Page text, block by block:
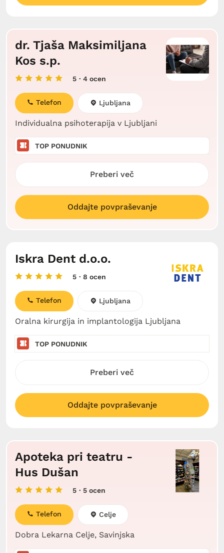
dr. Tjaša Maksimiljana
Kos s.p.
5 · 4 ocen
Individualna psihoterapija v Ljubljani
Telefon Ljubljana
TOP PONUDNIK
Preberi več
Oddajte povpraševanje
Iskra Dent d.o.o.
5 · 8 ocen
Oralna kirurgija in implantologija Ljubljana
Telefon Ljubljana
TOP PONUDNIK
Preberi več
Oddajte povpraševanje
Apoteka pri teatru -
Hus Dušan
5 · 5 ocen
Dobra Lekarna Celje, Savinjska
Telefon Celje